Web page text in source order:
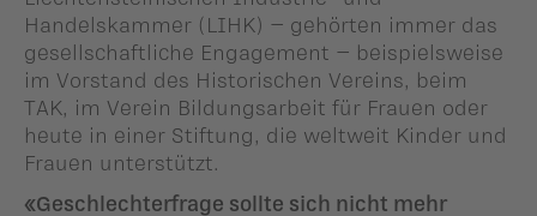
Handelskammer (LIHK) – gehörten immer das
gesellschaftliche Engagement – beispielsweise
im Vorstand des Historischen Vereins, beim
TAK, im Verein Bildungsarbeit für Frauen oder
heute in einer Stiftung, die weltweit Kinder und
Frauen unterstützt.
«Geschlechterfrage sollte sich nicht mehr